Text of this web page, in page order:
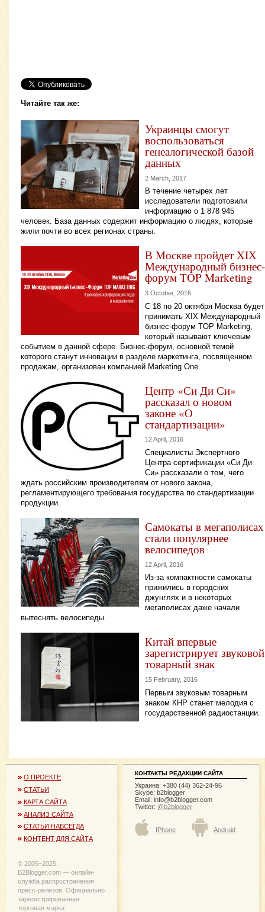
Читайте так же:
Украинцы смогут
воспользоваться
генеалогической базой
данных
2 March, 2017
В течение четырех лет
исследователи подготовили
информацию о 1 878 945
человек. База данных содержит информацию о людях, которые
жили почти во всех регионах страны.
В Москве пройдет XIХ
Международный бизнес-
форум TOP Marketing
3 October, 2016
С 18 по 20 октября Москва будет
принимать XIХ Международный
бизнес-форум TOP Marketing,
который называют ключевым
событием в данной сфере. Бизнес-форум, основной темой
которого станут инновации в разделе маркетинга, посвященном
продажам, организован компанией Marketing One.
Центр «Си Ди Си»
рассказал о новом
законе «О
стандартизации»
12 April, 2016
Специалисты Экспертного
Центра сертификации «Си Ди
Си» рассказали о том, чего
ждать российским производителям от нового закона,
регламентирующего требования государства по стандартизации
продукции.
Самокаты в мегаполисах
стали популярнее
велосипедов
12 April, 2016
Из-за компактности самокаты
прижились в городских
джунглях и в некоторых
мегаполисах даже начали
вытеснять велосипеды.
Китай впервые
зарегистрирует звуковой
товарный знак
15 February, 2016
Первым звуковым товарным
знаком КНР станет мелодия с
государственной радиостанции.
О ПРОЕКТЕ
СТАТЬИ
КАРТА САЙТА
АНАЛИЗ САЙТА
СТАТЬИ НАВСЕГДА
КОНТЕНТ ДЛЯ САЙТА
© 2005−2025,
B2Blogger.com — онлайн-
служба распространения
пресс-релизов. Официально
зарегистрированная
торговая марка.
КОНТАКТЫ РЕДАКЦИИ САЙТА
Украина: +380 (44) 362-24-96
Skype: b2blogger
Email: info@b2blogger.com
Twitter: @b2blogger
IPhone Android